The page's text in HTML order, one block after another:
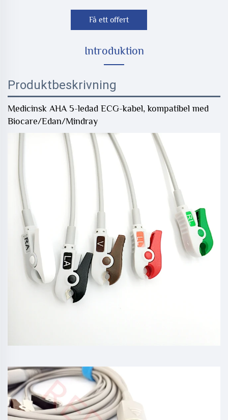
Få ett offert
Introduktion
Produktbeskrivning
Medicinsk AHA 5-ledad ECG-kabel, kompatibel med
Biocare/Edan/Mindray